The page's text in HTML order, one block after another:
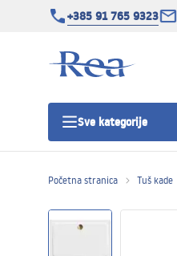
+385 91 765 9323
Sve kategorije
Početna stranica Tuš kade